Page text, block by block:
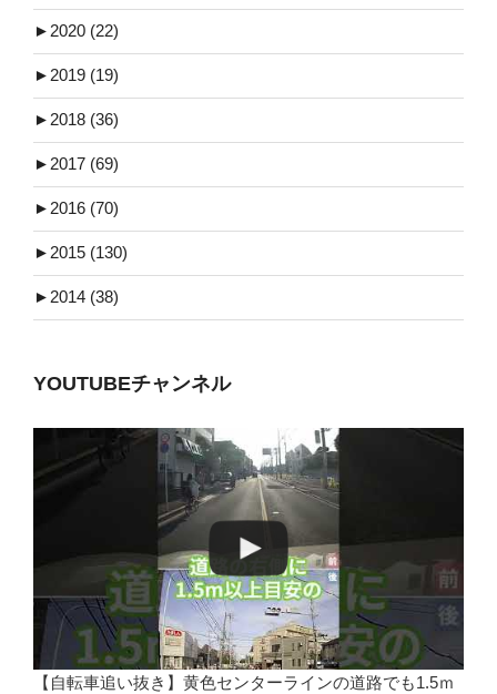
► 2020 (22)
► 2019 (19)
► 2018 (36)
► 2017 (69)
► 2016 (70)
► 2015 (130)
► 2014 (38)
YOUTUBEチャンネル
【自転車追い抜き】黄色センターラインの道路でも1.5ｍ